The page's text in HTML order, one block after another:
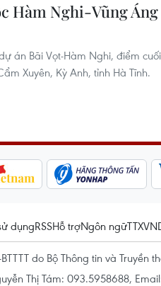
Hàm Nghi-Vũng Áng
án Bãi Vọt-Hàm Nghi, điểm
Xuyên, Kỳ Anh, tỉnh Hà Tĩnh.
dụngRSSHỗ trợNgôn ngữTTXVN
do Bộ Thông tin và
Thị Tám: 093.5958688,